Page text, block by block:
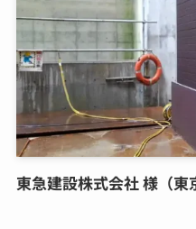
東急建設株式会社 様（東